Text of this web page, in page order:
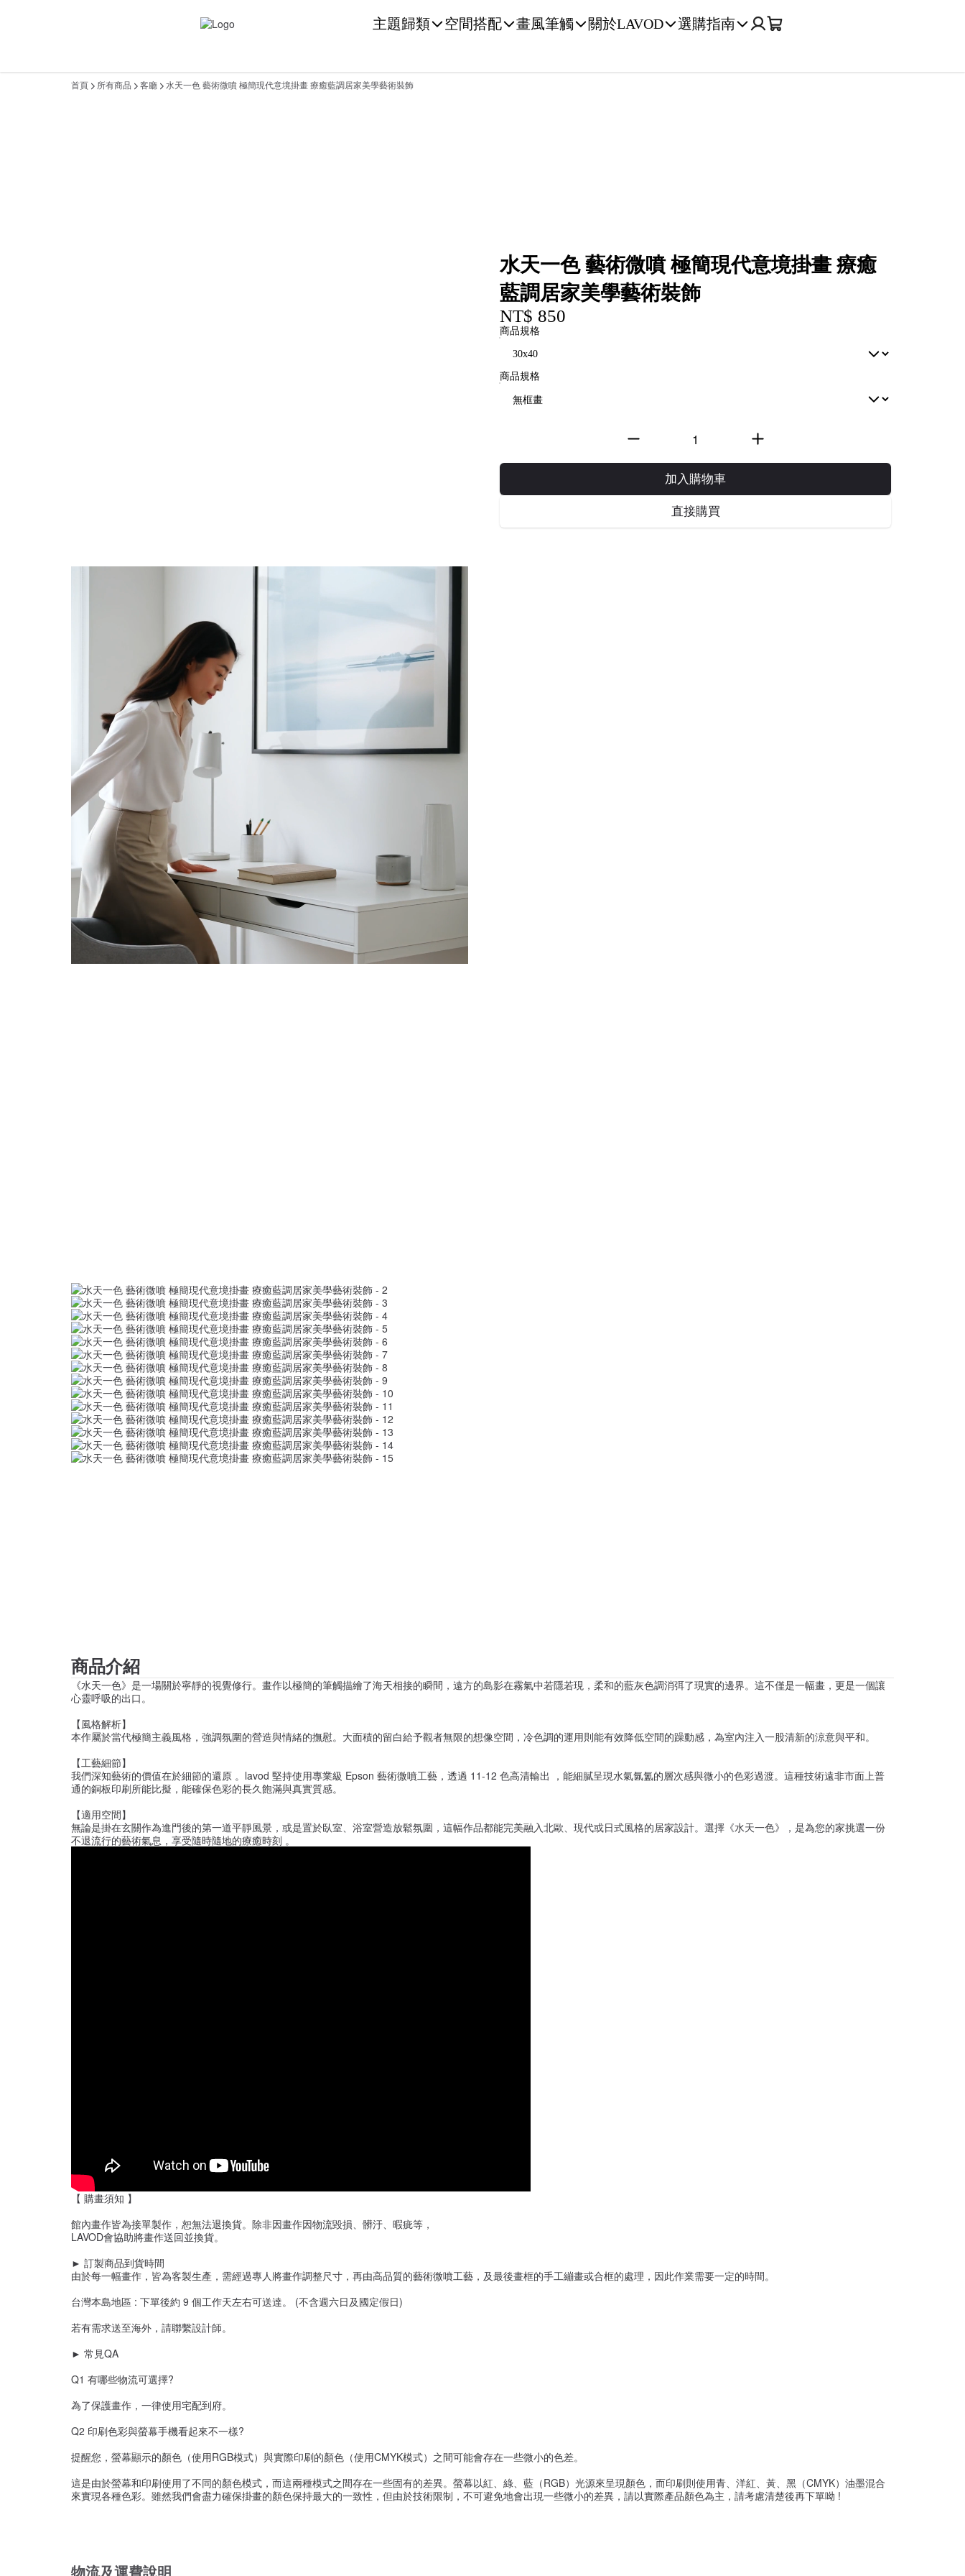
主題歸類 空間搭配 畫風筆觸 關於LAVOD 選購指南
首頁 所有商品 客廳 水天一色 藝術微噴 極簡現代意境掛畫 療癒藍調居家美學藝術裝飾
水天一色 藝術微噴 極簡現代意境掛畫 療癒
藍調居家美學藝術裝飾
NT$ 850
商品規格
商品規格
加入購物車
直接購買
商品介紹
《水天一色》是一場關於寧靜的視覺修行。畫作以極簡的筆觸描繪了海天相接的瞬間，遠方的島影在霧氣中若隱若現，柔和的藍灰色調消弭了現實的邊界。這不僅是一幅畫，更是一個讓
心靈呼吸的出口。
【風格解析】
本作屬於當代極簡主義風格，強調氛圍的營造與情緒的撫慰。大面積的留白給予觀者無限的想像空間，冷色調的運用則能有效降低空間的躁動感，為室內注入一股清新的涼意與平和。
【工藝細節】
我們深知藝術的價值在於細節的還原 。lavod 堅持使用專業級 Epson 藝術微噴工藝，透過 11-12 色高清輸出 ，能細膩呈現水氣氤氳的層次感與微小的色彩過渡。這種技術遠非市面上普
通的銅板印刷所能比擬，能確保色彩的長久飽滿與真實質感。
【適用空間】
無論是掛在玄關作為進門後的第一道平靜風景，或是置於臥室、浴室營造放鬆氛圍，這幅作品都能完美融入北歐、現代或日式風格的居家設計。選擇《水天一色》，是為您的家挑選一份
不退流行的藝術氣息，享受隨時隨地的療癒時刻 。
【 購畫須知 】
館內畫作皆為接單製作，恕無法退換貨。除非因畫作因物流毀損、髒汙、暇疵等，
LAVOD會協助將畫作送回並換貨。
► 訂製商品到貨時間
由於每一幅畫作，皆為客製生產，需經過專人將畫作調整尺寸，再由高品質的藝術微噴工藝，及最後畫框的手工繃畫或合框的處理，因此作業需要一定的時間。
台灣本島地區 : 下單後約 9 個工作天左右可送達。 (不含週六日及國定假日)
若有需求送至海外，請聯繫設計師。
► 常見QA
Q1 有哪些物流可選擇?
為了保護畫作，一律使用宅配到府。
Q2 印刷色彩與螢幕手機看起來不一樣?
提醒您，螢幕顯示的顏色（使用RGB模式）與實際印刷的顏色（使用CMYK模式）之間可能會存在一些微小的色差。
這是由於螢幕和印刷使用了不同的顏色模式，而這兩種模式之間存在一些固有的差異。螢幕以紅、綠、藍（RGB）光源來呈現顏色，而印刷則使用青、洋紅、黃、黑（CMYK）油墨混合
來實現各種色彩。雖然我們會盡力確保掛畫的顏色保持最大的一致性，但由於技術限制，不可避免地會出現一些微小的差異，請以實際產品顏色為主，請考慮清楚後再下單呦 !
物流及運費說明